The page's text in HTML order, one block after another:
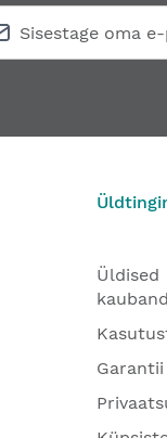
Üldised
Garantii